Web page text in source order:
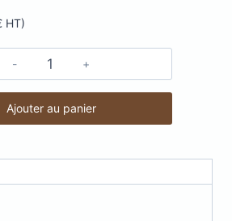
HT)
quantité
Connecteur
pour
les
Ajouter au panier